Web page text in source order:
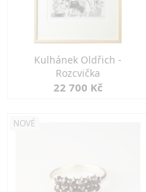
Kulhánek Oldřich -
Rozcvička
22 700 Kč
NOVÉ